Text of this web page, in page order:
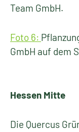
Team GmbH.
Foto 6:
GmbH auf dem
Hessen Mitte
Die Quercus